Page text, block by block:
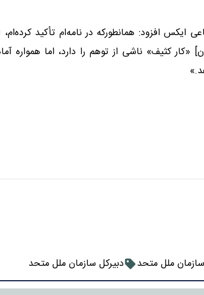
افزود: همانطورکه در نامه‌ام تأکید کرده‌ام،
«کار کثیف» ناشی از توهم را دارد، اما همواره
ملل متحد دبیرکل سازمان ملل متحد